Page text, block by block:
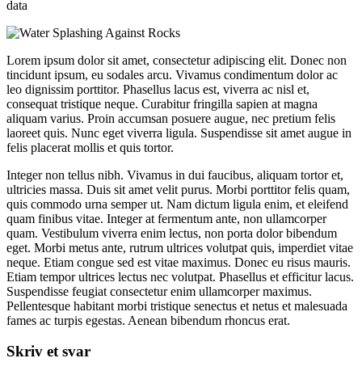
data
Lorem ipsum dolor sit amet, consectetur adipiscing elit. Donec non
tincidunt ipsum, eu sodales arcu. Vivamus condimentum dolor ac
leo dignissim porttitor. Phasellus lacus est, viverra ac nisl et,
consequat tristique neque. Curabitur fringilla sapien at magna
aliquam varius. Proin accumsan posuere augue, nec pretium felis
laoreet quis. Nunc eget viverra ligula. Suspendisse sit amet augue in
felis placerat mollis et quis tortor.
Integer non tellus nibh. Vivamus in dui faucibus, aliquam tortor et,
ultricies massa. Duis sit amet velit purus. Morbi porttitor felis quam,
quis commodo urna semper ut. Nam dictum ligula enim, et eleifend
quam finibus vitae. Integer at fermentum ante, non ullamcorper
quam. Vestibulum viverra enim lectus, non porta dolor bibendum
eget. Morbi metus ante, rutrum ultrices volutpat quis, imperdiet vitae
neque. Etiam congue sed est vitae maximus. Donec eu risus mauris.
Etiam tempor ultrices lectus nec volutpat. Phasellus et efficitur lacus.
Suspendisse feugiat consectetur enim ullamcorper maximus.
Pellentesque habitant morbi tristique senectus et netus et malesuada
fames ac turpis egestas. Aenean bibendum rhoncus erat.
Skriv et svar